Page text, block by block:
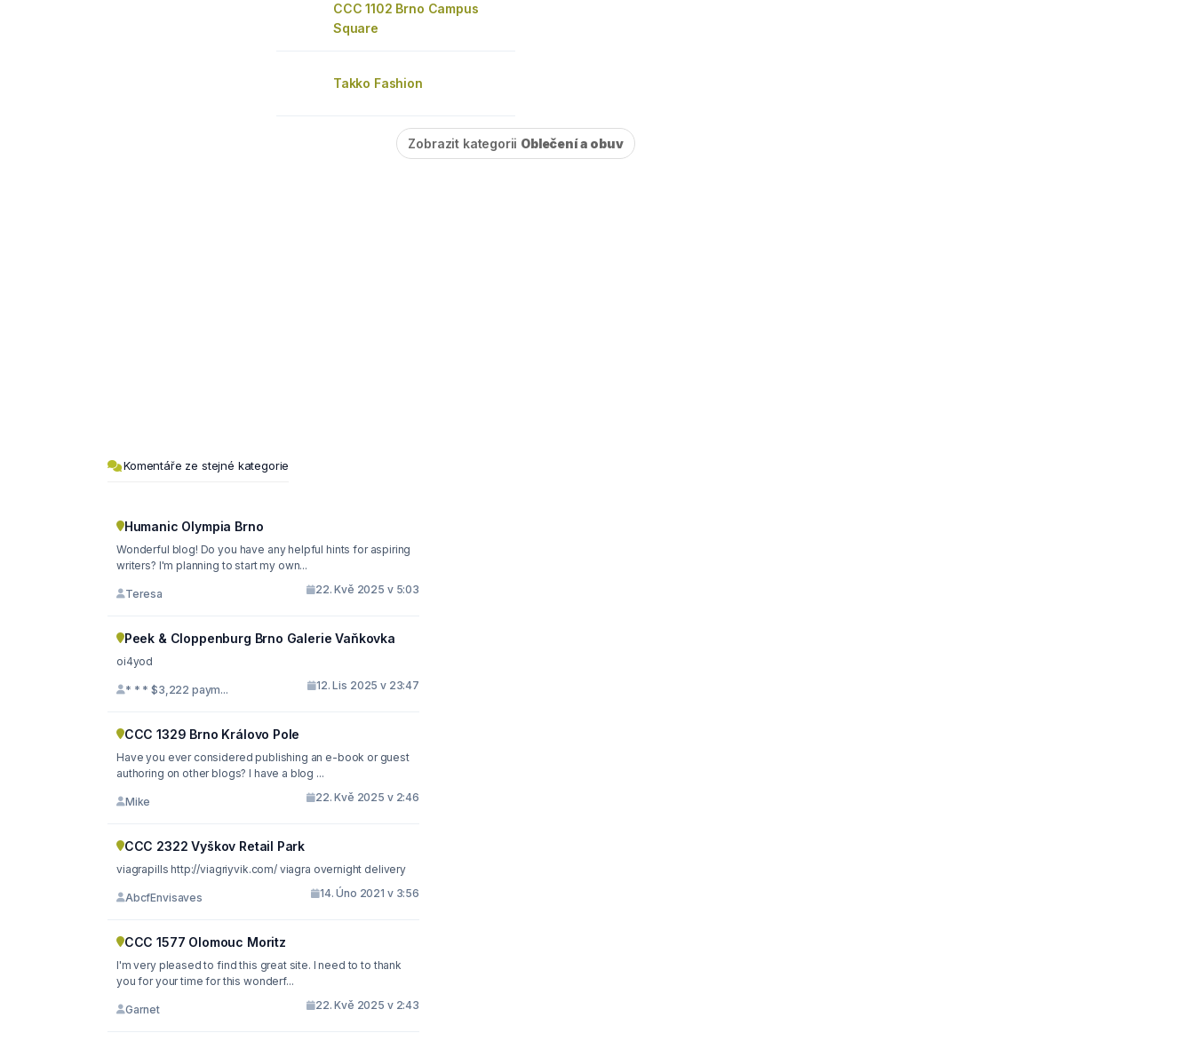
CCC 1102 Brno Campus
Square
Takko Fashion
Zobrazit kategorii Oblečení a obuv
Komentáře ze stejné kategorie
Humanic Olympia Brno
Wonderful blog! Do you have any helpful hints for aspiring
writers? I'm planning to start my own...
Teresa 22. Kvě 2025 v 5:03
Peek & Cloppenburg Brno Galerie Vaňkovka
oi4yod
* * * $3,222 paym... 12. Lis 2025 v 23:47
CCC 1329 Brno Královo Pole
Have you ever considered publishing an e-book or guest
authoring on other blogs? I have a blog ...
Mike 22. Kvě 2025 v 2:46
CCC 2322 Vyškov Retail Park
viagrapills http://viagriyvik.com/ viagra overnight delivery
AbcfEnvisaves 14. Úno 2021 v 3:56
CCC 1577 Olomouc Moritz
I'm very pleased to find this great site. I need to to thank
you for your time for this wonderf...
Garnet 22. Kvě 2025 v 2:43